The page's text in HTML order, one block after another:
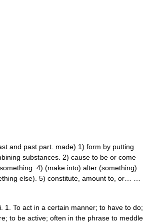
and past part. made) 1) form by putting
substances. 2) cause to be or come
4) (make into) alter (something)
else). 5) constitute, amount to, or… …
1. To act in a certain manner; to have to do;
to be active; often in the phrase to meddle